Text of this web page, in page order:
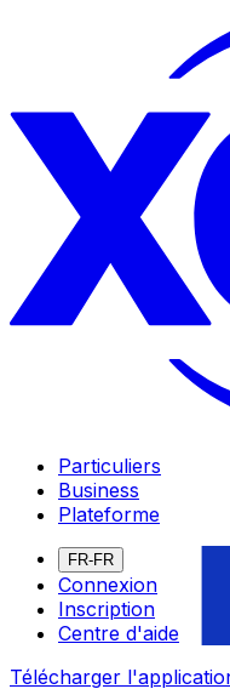
Particuliers
Business
Plateforme
FR-FR
Connexion
Inscription
Centre d'aide
Télécharger